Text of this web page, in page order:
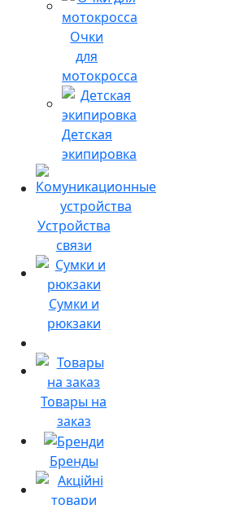
Очки
для
мотокросса
Детская
экипировка
Устройства
связи
Сумки и
рюкзаки
Товары на
заказ
Бренды